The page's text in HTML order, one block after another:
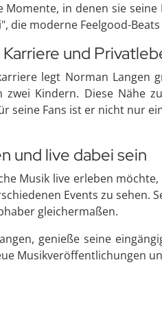
Momente, in denen sie
die moderne Feelgood-
und
legt Norman Langen
Kindern. Diese Nähe
seine Fans ist er nicht nur
und live dabei sein
Musik live erleben
Events zu sehen.
gleichermaßen.
genieße seine
Musikveröffentlichungen